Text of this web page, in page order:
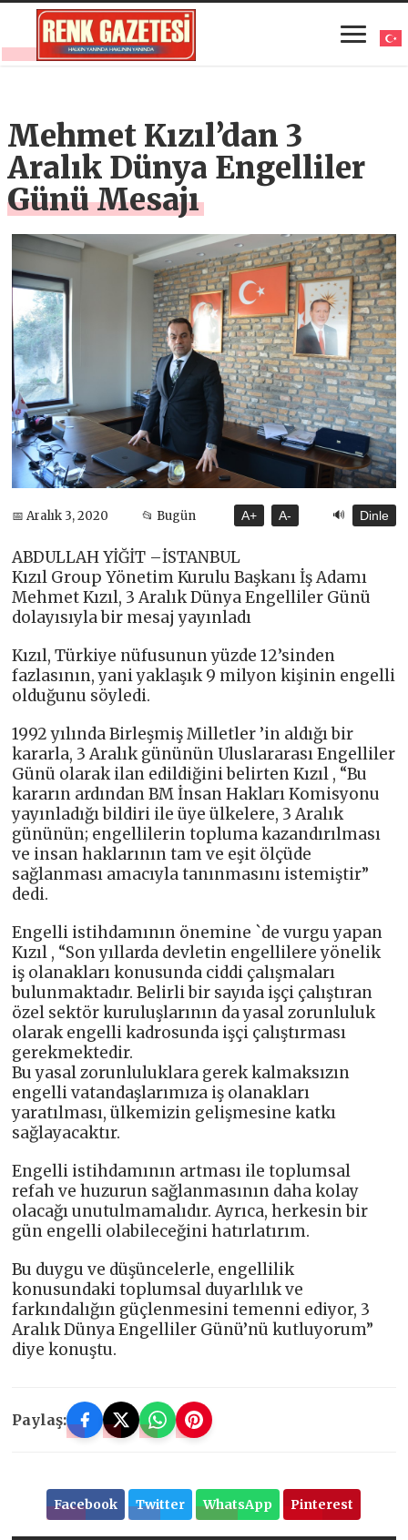
Mehmet Kızıl’dan 3
Aralık Dünya Engelliler
Günü Mesajı
📅 Aralık 3, 2020 📂 Bugün A+ A- 🔊 Dinle
ABDULLAH YİĞİT –İSTANBUL
Kızıl Group Yönetim Kurulu Başkanı İş Adamı
Mehmet Kızıl, 3 Aralık Dünya Engelliler Günü
dolayısıyla bir mesaj yayınladı
Kızıl, Türkiye nüfusunun yüzde 12’sinden
fazlasının, yani yaklaşık 9 milyon kişinin engelli
olduğunu söyledi.
1992 yılında Birleşmiş Milletler ’in aldığı bir
kararla, 3 Aralık gününün Uluslararası Engelliler
Günü olarak ilan edildiğini belirten Kızıl , “Bu
kararın ardından BM İnsan Hakları Komisyonu
yayınladığı bildiri ile üye ülkelere, 3 Aralık
gününün; engellilerin topluma kazandırılması
ve insan haklarının tam ve eşit ölçüde
sağlanması amacıyla tanınmasını istemiştir”
dedi.
Engelli istihdamının önemine `de vurgu yapan
Kızıl , “Son yıllarda devletin engellilere yönelik
iş olanakları konusunda ciddi çalışmaları
bulunmaktadır. Belirli bir sayıda işçi çalıştıran
özel sektör kuruluşlarının da yasal zorunluluk
olarak engelli kadrosunda işçi çalıştırması
gerekmektedir.
Bu yasal zorunluluklara gerek kalmaksızın
engelli vatandaşlarımıza iş olanakları
yaratılması, ülkemizin gelişmesine katkı
sağlayacaktır.
Engelli istihdamının artması ile toplumsal
refah ve huzurun sağlanmasının daha kolay
olacağı unutulmamalıdır. Ayrıca, herkesin bir
gün engelli olabileceğini hatırlatırım.
Bu duygu ve düşüncelerle, engellilik
konusundaki toplumsal duyarlılık ve
farkındalığın güçlenmesini temenni ediyor, 3
Aralık Dünya Engelliler Günü’nü kutluyorum”
diye konuştu.
Paylaş:
Facebook Twitter WhatsApp Pinterest